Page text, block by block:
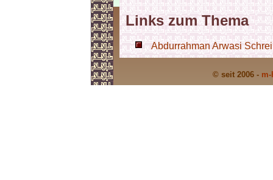
Links zum Thema
Abdurrahman Arwasi
© seit 2006 -